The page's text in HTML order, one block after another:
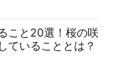
こと20選！桜の咲
ていることとは？